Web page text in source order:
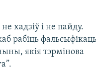
хадзіў і не пайду.
рабіць
якія тэрмінова